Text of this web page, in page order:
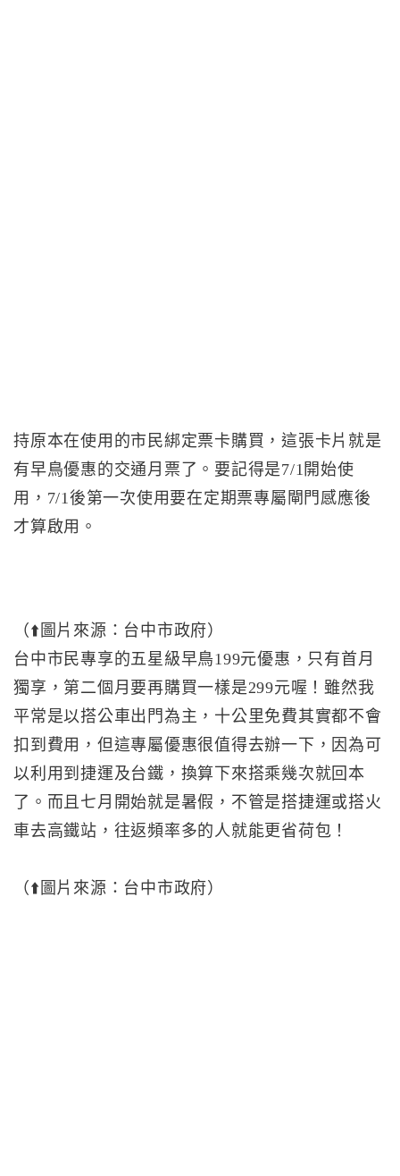
持原本在使用的市民綁定票卡購買，這張卡片就是
有早鳥優惠的交通月票了。要記得是7/1開始使
用，7/1後第一次使用要在定期票專屬閘門感應後
才算啟用。
（⬆️圖片來源：台中市政府）
台中市民專享的五星級早鳥199元優惠，只有首月
獨享，第二個月要再購買一樣是299元喔！雖然我
平常是以搭公車出門為主，十公里免費其實都不會
扣到費用，但這專屬優惠很值得去辦一下，因為可
以利用到捷運及台鐵，換算下來搭乘幾次就回本
了。而且七月開始就是暑假，不管是搭捷運或搭火
車去高鐵站，往返頻率多的人就能更省荷包！
（⬆️圖片來源：台中市政府）